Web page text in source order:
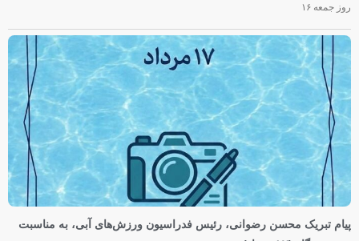
روز جمعه‌ ۱۶
پیام تبریک محسن رضوانی، رئیس فدراسیون ورزش‌های آبی، به مناسبت